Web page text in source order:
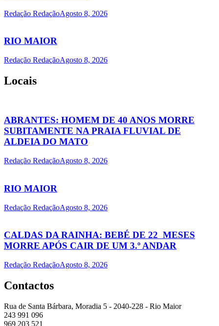
Redação RedaçãoAgosto 8, 2026
RIO MAIOR
Redação RedaçãoAgosto 8, 2026
Locais
ABRANTES: HOMEM DE 40 ANOS MORRE
SUBITAMENTE NA PRAIA FLUVIAL DE
ALDEIA DO MATO
Redação RedaçãoAgosto 8, 2026
RIO MAIOR
Redação RedaçãoAgosto 8, 2026
CALDAS DA RAINHA: BEBÉ DE 22 MESES
MORRE APÓS CAIR DE UM 3.º ANDAR
Redação RedaçãoAgosto 8, 2026
Contactos
Rua de Santa Bárbara, Moradia 5 - 2040-228 - Rio Maior
243 991 096
969 203 521